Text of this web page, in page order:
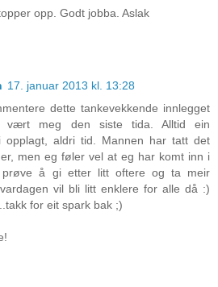
opp. Godt jobba. Aslak
17. januar 2013 kl. 13:28
dette tankevekkende innlegget
vært meg den siste tida. Alltid ein
opplagt, aldri tid. Mannen har tatt det
men eg føler vel at eg har komt inn i
å gi etter litt oftere og ta meir
vil bli litt enklere for alle då :)
for eit spark bak ;)